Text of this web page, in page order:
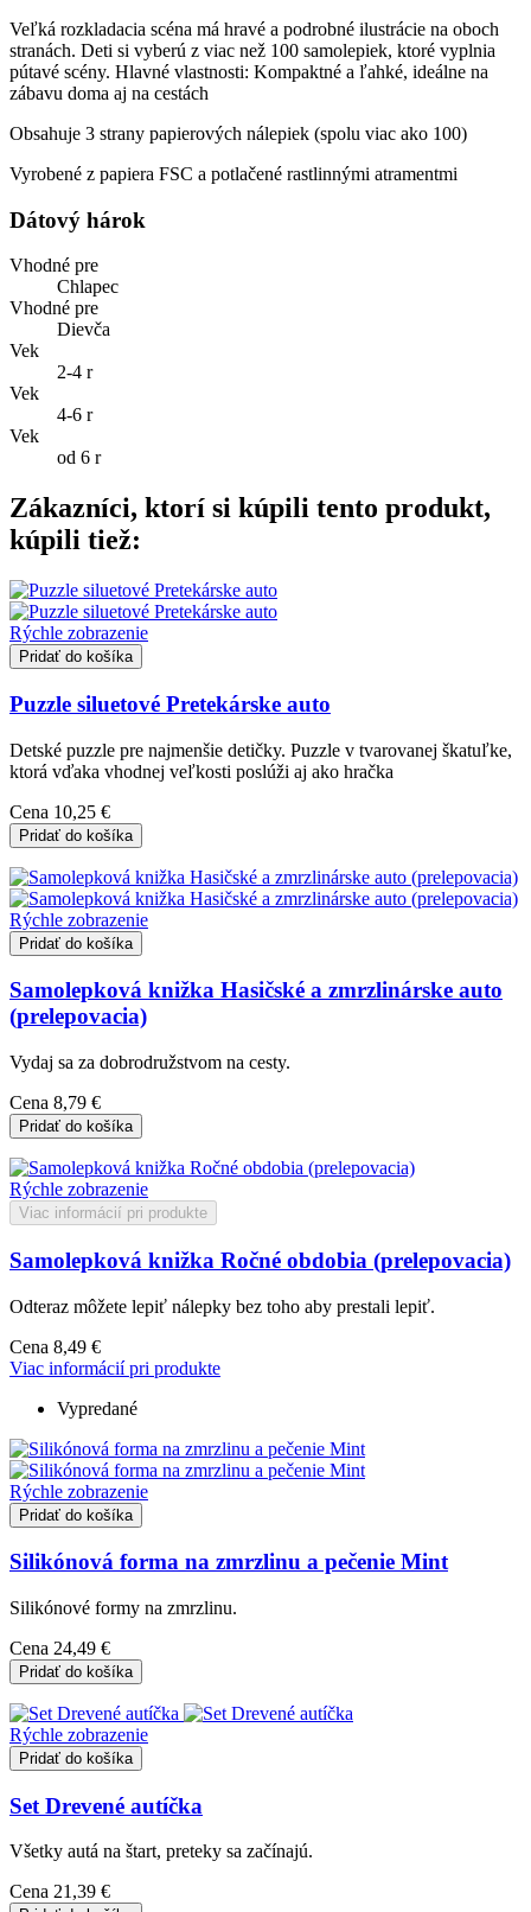
Veľká rozkladacia scéna má hravé a podrobné ilustrácie na oboch
stranách. Deti si vyberú z viac než 100 samolepiek, ktoré vyplnia
pútavé scény. Hlavné vlastnosti: Kompaktné a ľahké, ideálne na
zábavu doma aj na cestách
Obsahuje 3 strany papierových nálepiek (spolu viac ako 100)
Vyrobené z papiera FSC a potlačené rastlinnými atramentmi
Dátový hárok
Vhodné pre
Chlapec
Vhodné pre
Dievča
Vek
2-4 r
Vek
4-6 r
Vek
od 6 r
Zákazníci, ktorí si kúpili tento produkt,
kúpili tiež:
Rýchle zobrazenie
Pridať do košíka
Puzzle siluetové Pretekárske auto
Detské puzzle pre najmenšie detičky. Puzzle v tvarovanej škatuľke,
ktorá vďaka vhodnej veľkosti poslúži aj ako hračka
Cena 10,25 €
Pridať do košíka
Rýchle zobrazenie
Pridať do košíka
Samolepková knižka Hasičské a zmrzlinárske auto
(prelepovacia)
Vydaj sa za dobrodružstvom na cesty.
Cena 8,79 €
Pridať do košíka
Rýchle zobrazenie
Viac informácií pri produkte
Samolepková knižka Ročné obdobia (prelepovacia)
Odteraz môžete lepiť nálepky bez toho aby prestali lepiť.
Cena 8,49 €
Viac informácií pri produkte
Vypredané
Rýchle zobrazenie
Pridať do košíka
Silikónová forma na zmrzlinu a pečenie Mint
Silikónové formy na zmrzlinu.
Cena 24,49 €
Pridať do košíka
Rýchle zobrazenie
Pridať do košíka
Set Drevené autíčka
Všetky autá na štart, preteky sa začínajú.
Cena 21,39 €